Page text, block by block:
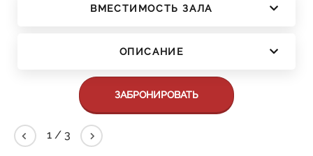
ВМЕСТИМОСТЬ ЗАЛА
ОПИСАНИЕ
ЗАБРОНИРОВАТЬ
1/ 3